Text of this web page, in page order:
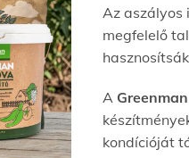
Az aszályos
megfelelő
A
kondícióját